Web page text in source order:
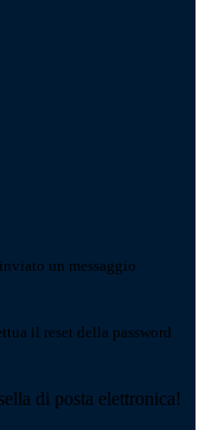
un messaggio
il reset della password
di posta elettronica!